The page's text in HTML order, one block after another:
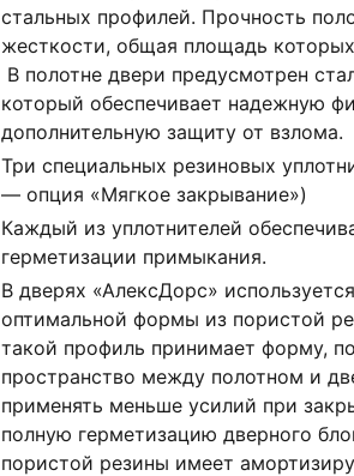
стальных профилей. Прочность
жесткости, общая площадь
В полотне двери предусмотрен
который обеспечивает надежную
дополнительную защиту от взлома.
Три специальных резиновых
— опция «Мягкое закрывание»)
Каждый из уплотнителей
герметизации примыкания.
В дверях «АлексДорс»
оптимальной формы из пористой
такой профиль принимает форму,
пространство между полотном и
применять меньше усилий при
полную герметизацию дверного
пористой резины имеет